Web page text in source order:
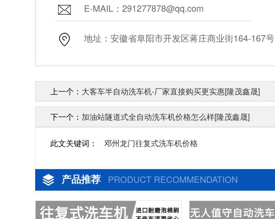
E-MAIL：291277878@qq.com
地址：安徽省阜阳市开发区蒋庄商业街164-167号
上一个： 大客车半自动洗车机-厂家直接购买更实惠[隆茂鑫晟]
下一个： 加油站隧道式全自动洗车机价格怎么样[隆茂鑫晟]
此文关键词： 邓州龙门往复式洗车机价格
产品推荐 PRODUCT RECOMMENDATION